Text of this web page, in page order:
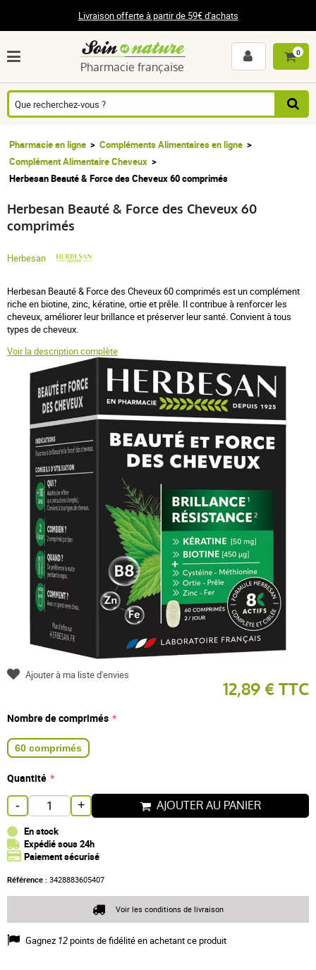
Livraison offerte à partir de 59€ d'achats
Pharmacie française
0
Pharmacie en ligne
Compléments Alimentaires en ligne
Complément Alimentaire Cheveux
Herbesan Beauté & Force des Cheveux 60 comprimés
Herbesan Beauté & Force des Cheveux 60
comprimés
Herbesan
Herbesan Beauté & Force des Cheveux 60 comprimés est un complément
riche en biotine, zinc, kératine, ortie et prêle. Il contribue à renforcer les
cheveux, améliorer leur brillance et préserver leur santé. Convient à tous
types de cheveux.
Voir la description complète
12,89 € TTC
Nombre de comprimés
60 comprimés
Quantité
- + AJOUTER AU PANIER
En stock
Expédié sous 24h
Paiement sécurisé
Référence : 3428883605407
Gagnez 12points de fidélité en achetant ce produit
Ajouter à ma liste d'envies
Voir les conditions de livraison